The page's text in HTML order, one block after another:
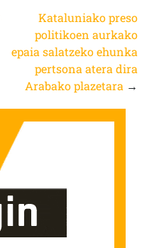
Kataluniako preso
politikoen aurkako
epaia salatzeko ehunka
pertsona atera dira
Arabako plazetara →